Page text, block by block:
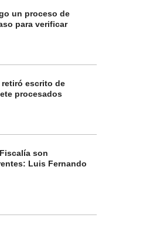
un proceso de
para verificar
escrito de
procesados
son
Luis Fernando